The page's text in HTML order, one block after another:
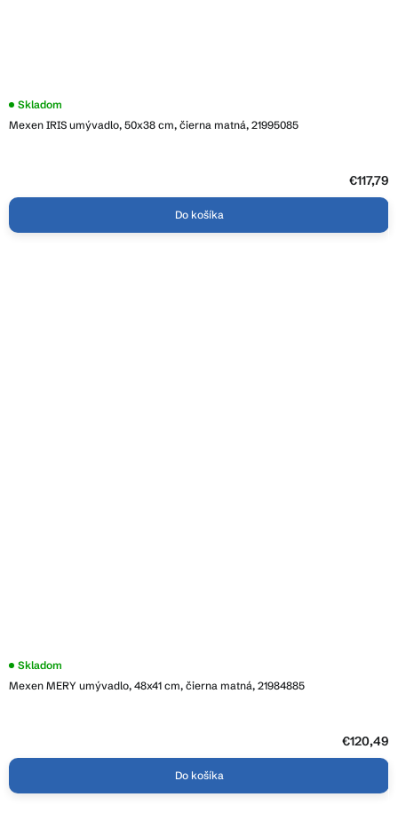
Mexen IRIS umývadlo, 50x38 cm, čierna matná, 21995085
Skladom
€117,79
Do košíka
Mexen MERY umývadlo, 48x41 cm, čierna matná, 21984885
Skladom
€120,49
Do košíka